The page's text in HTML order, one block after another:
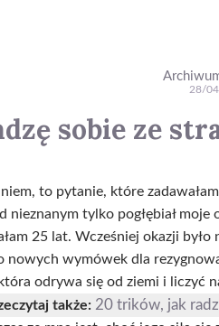
28/
sobie ze
to pytanie, które
tylko pogłębiał moje
25 lat. Wcześniej okazji
wymówek dla
odrywa się od ziemi i liczyć
także: 20 trików, jak